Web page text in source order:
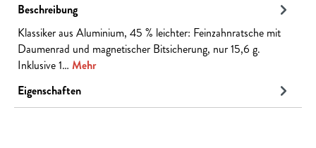
Beschreibung
Klassiker aus Aluminium, 45 % leichter: Feinzahnratsche mit
Daumenrad und magnetischer Bitsicherung, nur 15,6 g.
Inklusive 1… Mehr
Eigenschaften